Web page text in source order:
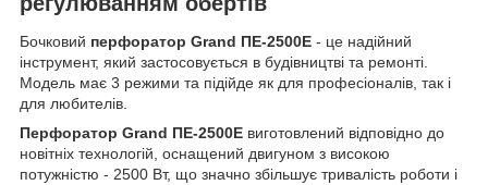
Бочковий перфоратор Grand ПЕ-2500E - це надійний
інструмент, який застосовується в будівництві та ремонті.
Модель має 3 режими та підійде як для професіоналів, так і
для любителів.
Перфоратор Grand ПЕ-2500E виготовлений відповідно до
новітніх технологій, оснащений двигуном з високою
потужністю - 2500 Вт, що значно збільшує тривалість роботи і